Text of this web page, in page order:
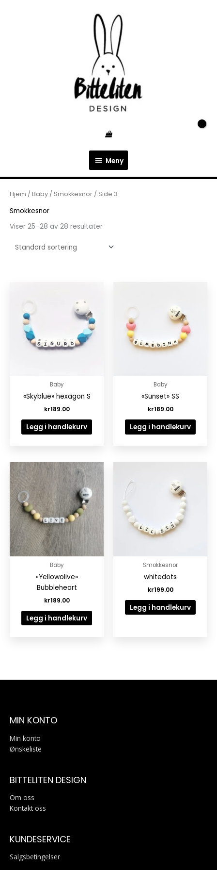
Meny
Meny
Hjem / Baby / Smokkesnor / Side 3
Smokkesnor
Viser 25–28 av 28 resultater
Baby
«Skyblue» hexagon S
kr189.00
Legg i handlekurv
Baby
«Sunset» SS
kr189.00
Legg i handlekurv
Baby
«Yellowolive»
Bubbleheart
kr189.00
Legg i handlekurv
Smokkesnor
whitedots
kr199.00
Legg i handlekurv
MIN KONTO
Min konto
Ønskeliste
BITTELITEN DESIGN
Om oss
Kontakt oss
KUNDESERVICE
Salgsbetingelser